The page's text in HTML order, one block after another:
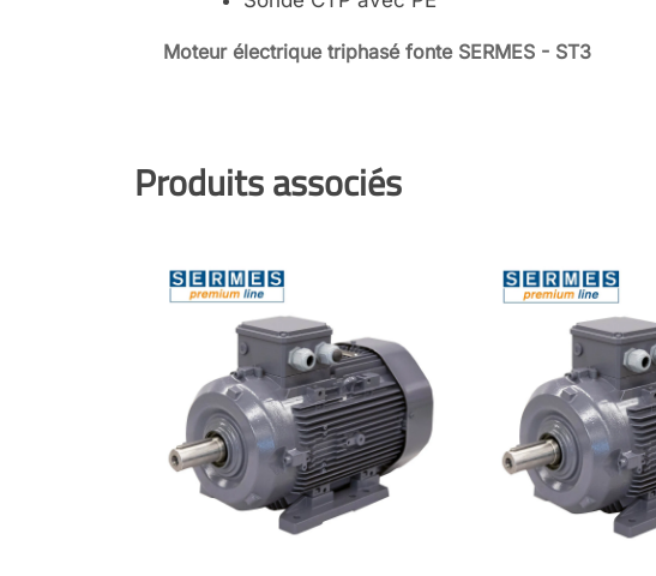
Moteur électrique triphasé fonte SERMES - ST3
Produits associés